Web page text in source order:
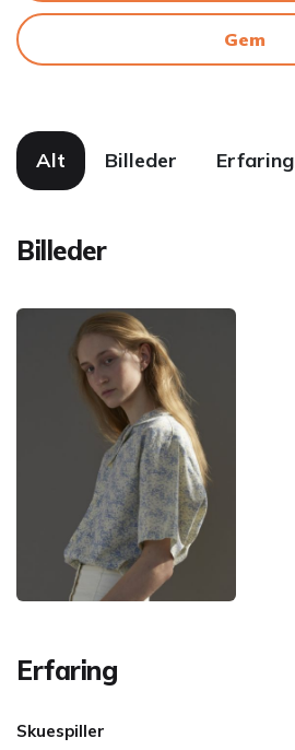
Gem
Alt Billeder Erfaring
Billeder
Erfaring
Skuespiller